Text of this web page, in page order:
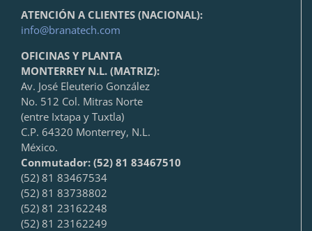
ATENCIÓN A CLIENTES (NACIONAL):
info@branatech.com
OFICINAS Y PLANTA
MONTERREY N.L. (MATRIZ):
Av. José Eleuterio González
No. 512 Col. Mitras Norte
(entre Ixtapa y Tuxtla)
C.P. 64320 Monterrey, N.L.
México.
Conmutador: (52) 81 83467510
(52) 81 83467534
(52) 81 83738802
(52) 81 23162248
(52) 81 23162249